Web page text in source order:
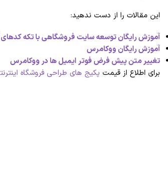
این مقالات را از دست ندهید:
آموزش رایگان توسعه سایت فروشگاهی با تکه کدهای
آموزش رایگان ووکامرس
تغییر متن پیش فرض فوتر ایمیل ها در ووکامرس
برای اطلاع از قیمت پکیج های طراحی فروشگاه